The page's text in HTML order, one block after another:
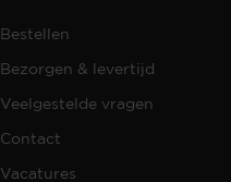
Bestellen
Bezorgen & levertijd
Veelgestelde vragen
Contact
Vacatures